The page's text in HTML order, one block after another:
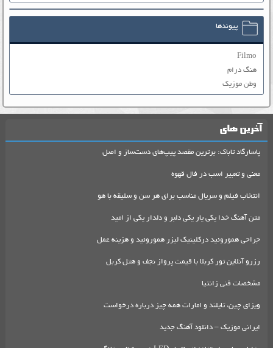
پیوندها
Filmo
هنگ درام
وطن موزیک
آخرین های
پاسارگاد تاباک: برترین مقصد پیپ‌های دست‌ساز و اصل
معنی و تعبیر اسب در فال قهوه
انتخاب فیلم و سریال مناسب برای هر سن و سلیقه با هو
متن آهنگ خدا یکی یار یکی دلبر و دلدار یکی از امید
جراحی هموروئید درکلینیک لیزر هموروئید و هزینه عمل
رزرو آنلاین تور کربلا با قیمت پرواز نجف و هتل کربل
مشخصات فنی زانتیا
ویزای چین، تایلند و امارات همه چیز درباره درخواست
ایرانی موزیک – دانلود آهنگ جدید